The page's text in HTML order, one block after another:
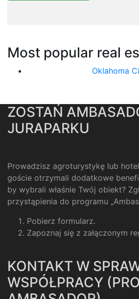
Most popular real
Oklahoma
ZOSTAŃ
JURAPARKU
Prowadzisz agroturystykę lub
goście otrzymali dodatkowe
by wybrali właśnie Twój obiekt?
przystąpienia do programu
Pobierz formularz.
Zapoznaj się z załączonym
KONTAKT W
WSPÓŁPRACY